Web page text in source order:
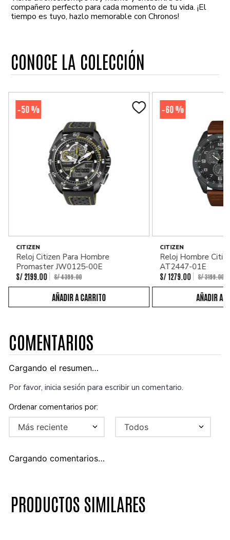
compañero perfecto para cada momento de tu vida. ¡El
tiempo es tuyo, hazlo memorable con Chronos!
CONOCE LA COLECCIÓN
-50 %
CITIZEN
Reloj Citizen Para Hombre
Promaster JW0125-00E
S/ 2199. 00 S/4399.00
-60 %
CITIZEN
Reloj Hombre
AT2447-01E
S/ 1279 00 S/3199.00
COMENTARIOS
Cargando el resumen…
Por favor, inicia sesión para escribir un comentario.
Más reciente Todos
Cargando comentarios…
PRODUCTOS SIMILARES